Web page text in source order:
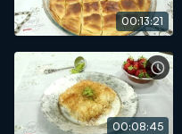
00:13:21
00:08:45